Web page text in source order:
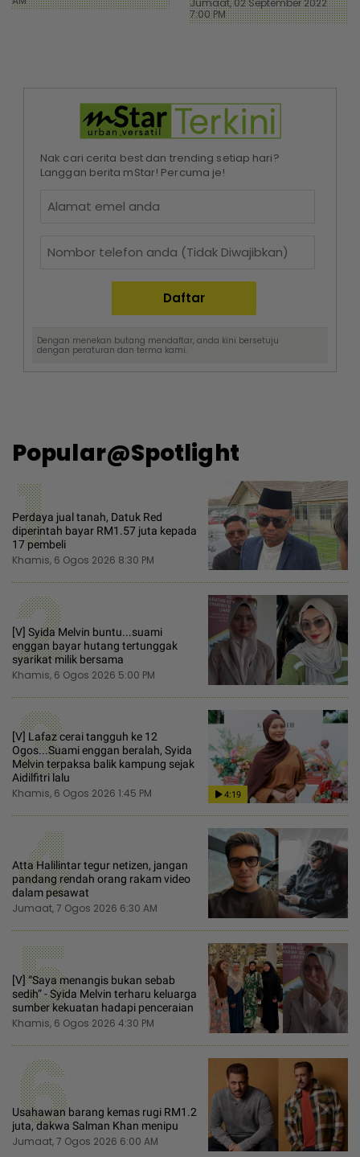
Jumaat, 02 September 2022
7:00 PM
Nak cari cerita best dan trending setiap hari?
Langgan berita mStar! Percuma je!
Dengan menekan butang mendaftar, anda kini bersetuju
dengan peraturan dan terma kami.
Popular@Spotlight
1
Perdaya jual tanah, Datuk Red
diperintah bayar RM1.57 juta kepada
17 pembeli
Khamis, 6 Ogos 2026 8:30 PM
2
[V] Syida Melvin buntu...suami
enggan bayar hutang tertunggak
syarikat milik bersama
Khamis, 6 Ogos 2026 5:00 PM
3
[V] Lafaz cerai tangguh ke 12
Ogos...Suami enggan beralah, Syida
Melvin terpaksa balik kampung sejak
Aidilfitri lalu
Khamis, 6 Ogos 2026 1:45 PM 4:19
4
Atta Halilintar tegur netizen, jangan
pandang rendah orang rakam video
dalam pesawat
Jumaat, 7 Ogos 2026 6:30 AM
5
[V] “Saya menangis bukan sebab
sedih“ - Syida Melvin terharu keluarga
sumber kekuatan hadapi penceraian
Khamis, 6 Ogos 2026 4:30 PM
6
Usahawan barang kemas rugi RM1.2
juta, dakwa Salman Khan menipu
Jumaat, 7 Ogos 2026 6:00 AM